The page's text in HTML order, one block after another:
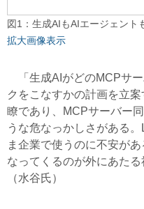
図1：生成AIもAIエージェント
拡大画像表示
「生成AIがどのMCPサ
クをこなすかの計画を立
瞭であり、MCPサーバー
うな危なっかしさがある
ま企業で使うのに不安が
なってくるのが外にあたる
（水谷氏）